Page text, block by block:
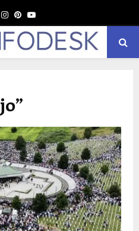
Instagram
Pinterest
Youtube